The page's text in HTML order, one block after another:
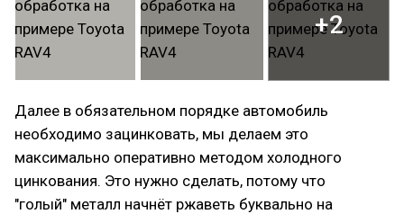
+2
Далее в обязательном порядке автомобиль
необходимо зацинковать, мы делаем это
максимально оперативно методом холодного
цинкования. Это нужно сделать, потому что
"голый" металл начнёт ржаветь буквально на